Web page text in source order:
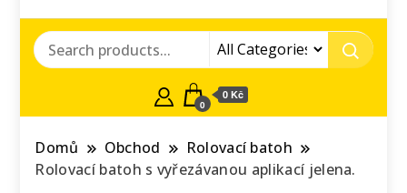
0
0 Kč
Domů Obchod
Rolovací batoh
Rolovací batoh s vyřezávanou aplikací jelena.